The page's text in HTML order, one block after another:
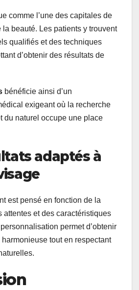
comme l’une des capitales de
la beauté. Les patients y trouvent
qualifiés et des techniques
d’obtenir des résultats de
bénéficie ainsi d’un
exigeant où la recherche
du naturel occupe une place
adaptés à
est pensé en fonction de la
attentes et des caractéristiques
permet d’obtenir
tout en respectant